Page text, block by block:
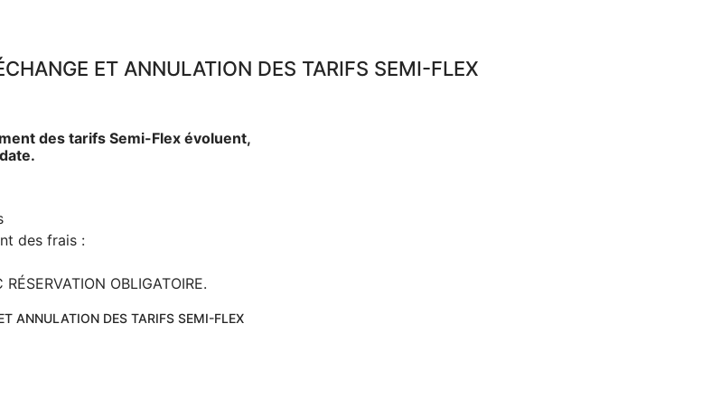
ET ANNULATION DES TARIFS SEMI-FLEX
des tarifs Semi-Flex évoluent,
des frais :
OBLIGATOIRE.
ANNULATION DES TARIFS SEMI-FLEX